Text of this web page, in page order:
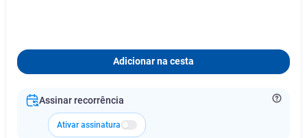
Adicionar na cesta
Assinar recorrência
Ativar assinatura